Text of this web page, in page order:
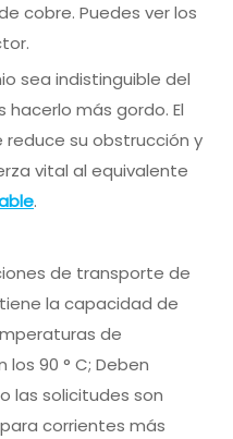
cobre. Puedes ver los
sea indistinguible del
más gordo. El
su obstrucción y
vital al equivalente
.
de transporte de
la capacidad de
de
90 ° C; Deben
las solicitudes son
corrientes más